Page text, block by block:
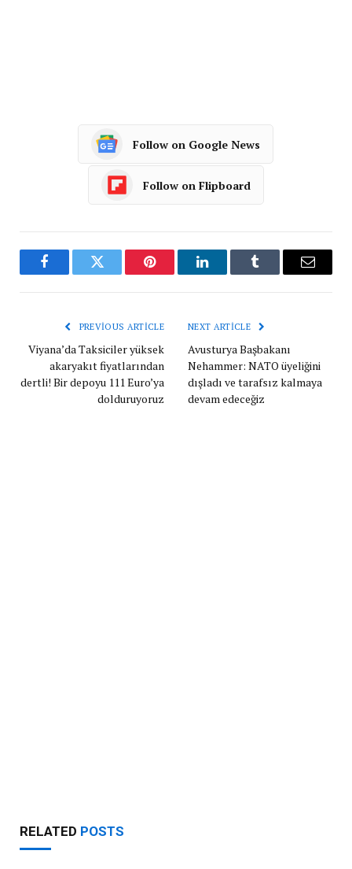
Follow on Google News
Follow on Flipboard
FacebookTwitter Pinterest LinkedInTumblr Email
PREVIOUS ARTICLE
Viyana’da Taksiciler yüksek
akaryakıt fiyatlarından
dertli! Bir depoyu 111 Euro’ya
dolduruyoruz
NEXT ARTICLE
Avusturya Başbakanı
Nehammer: NATO üyeliğini
dışladı ve tarafsız kalmaya
devam edeceğiz
RELATED POSTS